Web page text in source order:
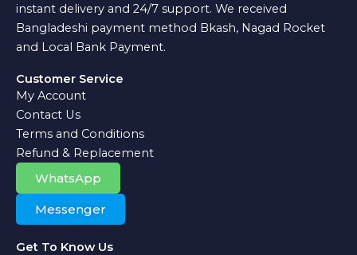
instant delivery and 24/7 support. We received
Bangladeshi payment method Bkash, Nagad Rocket
and Local Bank Payment.
Customer Service
My Account
Contact Us
Terms and Conditions
Refund & Replacement
WhatsApp
Messenger
Get To Know Us